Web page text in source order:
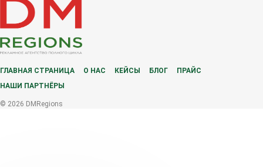
ГЛАВНАЯ СТРАНИЦА О НАС КЕЙСЫ БЛОГ
ПРАЙС
НАШИ ПАРТНЁРЫ
© 2026 DMRegions